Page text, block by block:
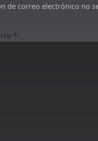
de correo electrónico no
*